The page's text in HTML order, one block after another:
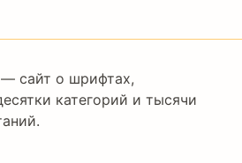
— сайт о шрифтах,
категорий и тысячи